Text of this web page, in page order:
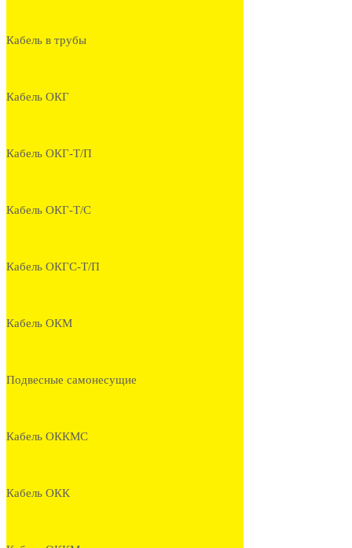
Кабель в трубы
Кабель ОКГ
Кабель ОКГ-Т/П
Кабель ОКГ-Т/С
Кабель ОКГС-Т/П
Кабель ОКМ
Подвесные самонесущие
Кабель ОККМС
Кабель ОКК